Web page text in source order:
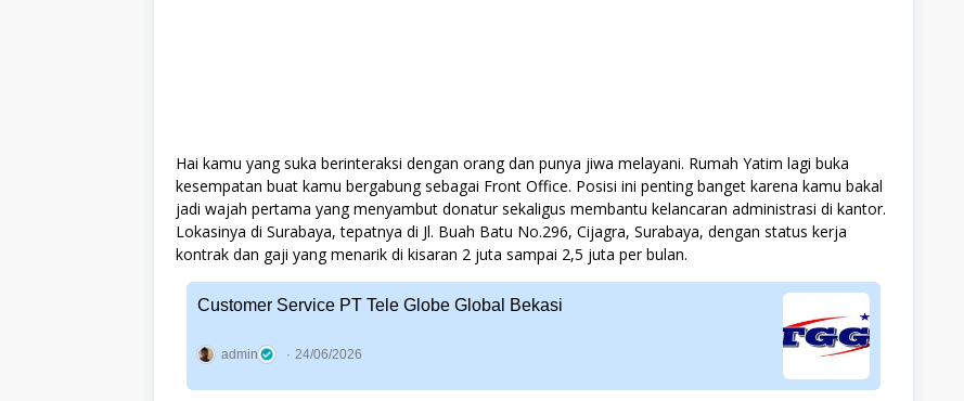
Hai kamu yang suka berinteraksi dengan orang dan punya jiwa melayani. Rumah Yatim lagi buka
kesempatan buat kamu bergabung sebagai Front Office. Posisi ini penting banget karena kamu bakal
jadi wajah pertama yang menyambut donatur sekaligus membantu kelancaran administrasi di kantor.
Lokasinya di Surabaya, tepatnya di Jl. Buah Batu No.296, Cijagra, Surabaya, dengan status kerja
kontrak dan gaji yang menarik di kisaran 2 juta sampai 2,5 juta per bulan.
Customer Service PT Tele Globe Global Bekasi
admin 24/06/2026